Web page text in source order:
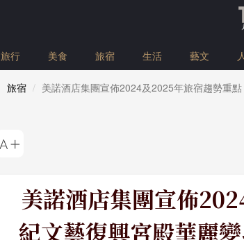
旅行 美食 旅宿 生活 藝文
旅宿 美諾酒店集團宣佈2024及2025年旅宿趨勢重
美諾酒店集團宣佈
紀文藝復興宮殿華麗